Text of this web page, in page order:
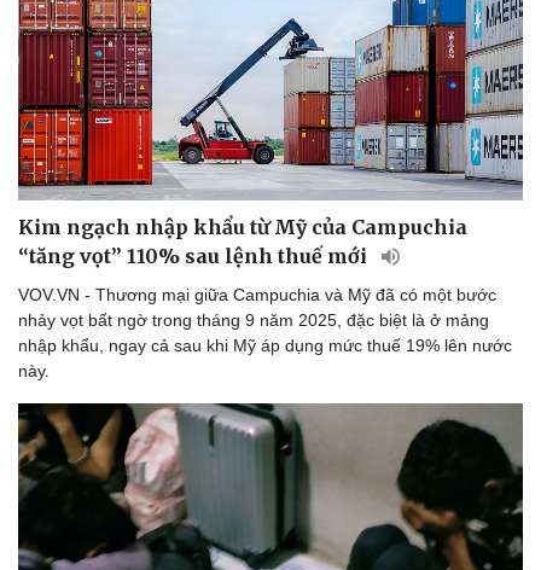
Kim ngạch nhập khẩu từ Mỹ của Campuchia
“tăng vọt” 110% sau lệnh thuế mới
VOV.VN - Thương mại giữa Campuchia và Mỹ đã có một bước
nhảy vọt bất ngờ trong tháng 9 năm 2025, đặc biệt là ở mảng
nhập khẩu, ngay cả sau khi Mỹ áp dụng mức thuế 19% lên nước
này.